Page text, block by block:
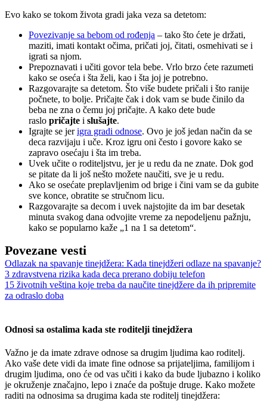
Evo kako se tokom života gradi jaka veza sa detetom:
Povezivanje sa bebom od rođenja – tako što ćete je držati,
maziti, imati kontakt očima, pričati joj, čitati, osmehivati se i
igrati sa njom.
Prepoznavati i učiti govor tela bebe. Vrlo brzo ćete razumeti
kako se oseća i šta želi, kao i šta joj je potrebno.
Razgovarajte sa detetom. Što više budete pričali i što ranije
počnete, to bolje. Pričajte čak i dok vam se bude činilo da
beba ne zna o čemu joj pričajte. A kako dete bude
raslo pričajte i slušajte.
Igrajte se jerigra gradi odnose. Ovo je još jedan način da se
deca razvijaju i uče. Kroz igru oni često i govore kako se
zapravo osećaju i šta im treba.
Uvek učite o roditeljstvu, jer je u redu da ne znate. Dok god
se pitate da li još nešto možete naučiti, sve je u redu.
Ako se osećate preplavljenim od brige i čini vam se da gubite
sve konce, obratite se stručnom licu.
Razgovarajte sa decom i uvek najstojite da im bar desetak
minuta svakog dana odvojite vreme za nepodeljenu pažnju,
kako se popularno kaže „1 na 1 sa detetom“.
Povezane vesti
Odlazak na spavanje tinejdžera: Kada tinejdžeri odlaze na spavanje?
3 zdravstvena rizika kada deca prerano dobiju telefon
15 životnih veština koje treba da naučite tinejdžere da ih pripremite
za odraslo doba
Odnosi sa ostalima kada ste roditelji tinejdžera
Važno je da imate zdrave odnose sa drugim ljudima kao roditelj.
Ako vaše dete vidi da imate fine odnose sa prijateljima, familijom i
drugim ljudima, ono će od vas učiti i kako da bude ljubazno i koliko
je okruženje značajno, lepo i znaće da poštuje druge. Kako možete
raditi na odnosima sa drugima kada ste roditelj tinejdžera: